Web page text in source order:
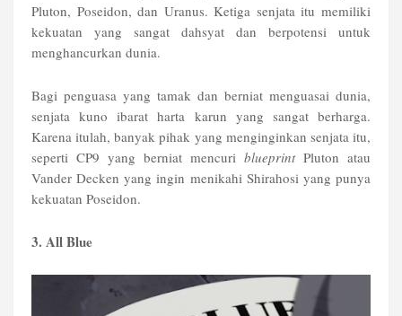
Pluton, Poseidon, dan Uranus. Ketiga senjata itu memiliki
kekuatan yang sangat dahsyat dan berpotensi untuk
menghancurkan dunia.
Bagi penguasa yang tamak dan berniat menguasai dunia,
senjata kuno ibarat harta karun yang sangat berharga.
Karena itulah, banyak pihak yang menginginkan senjata itu,
seperti CP9 yang berniat mencuri blueprintPluton atau
Vander Decken yang ingin menikahi Shirahosi yang punya
kekuatan Poseidon.
3. All Blue